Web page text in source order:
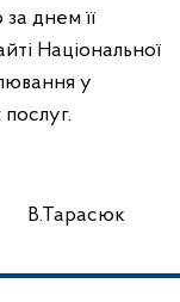
днем її
Національної
у